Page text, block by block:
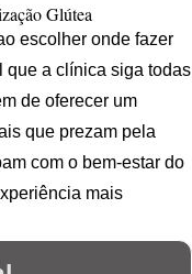
Glútea
escolher onde fazer
que a clínica siga todas
de oferecer um
que prezam pela
com o bem-estar do
mais